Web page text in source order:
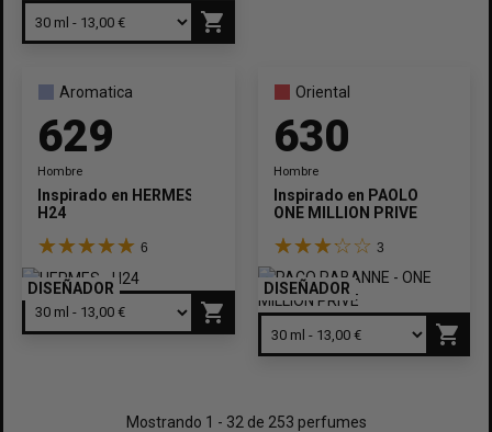
shopping_cart
Aromatica
629
Hombre
Inspirado en HERMES
H24
6
DISEÑADOR
shopping_cart
Oriental
630
Hombre
Inspirado en PAOLO
ONE MILLION PRIVE
3
DISEÑADOR
shopping_cart
Mostrando 1 - 32 de 253 perfumes